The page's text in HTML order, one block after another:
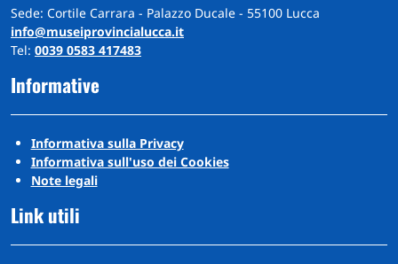
Sede: Cortile Carrara - Palazzo Ducale - 55100 Lucca
info@museiprovincialucca.it
Tel: 0039 0583 417483
Informative
Informativa sulla Privacy
Informativa sull'uso dei Cookies
Note legali
Link utili